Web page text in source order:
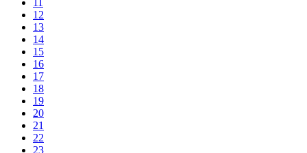
12
13
14
15
16
17
18
19
20
21
22
23